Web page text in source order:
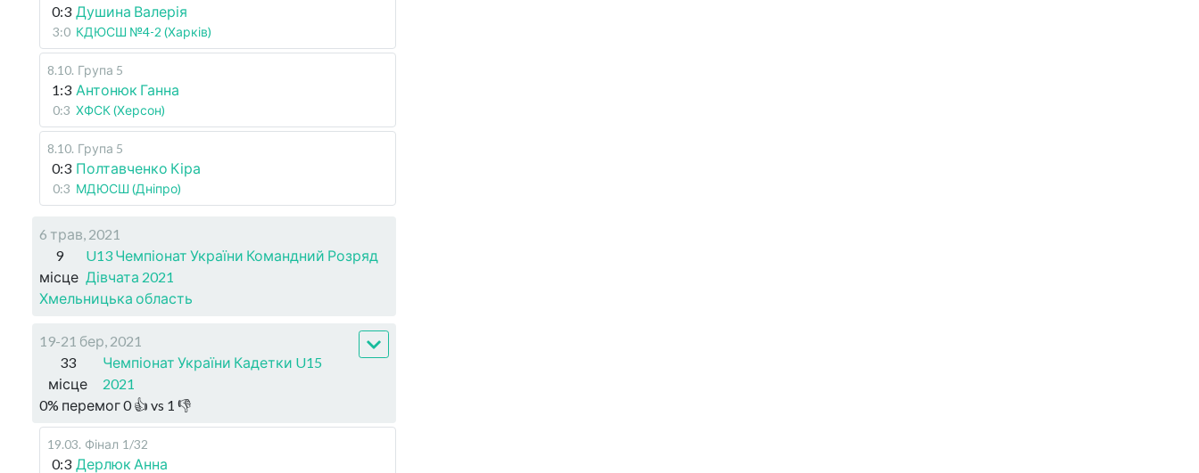
0:3 Душина Валерія
3:0 КДЮСШ №4-2 (Харків)
8.10. Група 5
1:3 Антонюк Ганна
0:3 ХФСК (Херсон)
8.10. Група 5
0:3 Полтавченко Кіра
0:3 МДЮСШ (Дніпро)
6 трав, 2021
9
місце
U13 Чемпіонат України Командний Розряд
Дівчата 2021
Хмельницька область
19-21 бер, 2021
33
місце
Чемпіонат України Кадетки U15
2021
0% перемог0👍 vs 1 👎
19.03. Фінал 1/32
0:3 Дерлюк Анна